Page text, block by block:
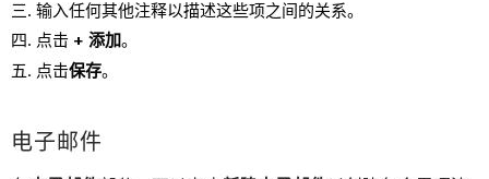
输入任何其他注释以描述这些项之间的关系。
点击 + 添加。
点击保存。
电子邮件